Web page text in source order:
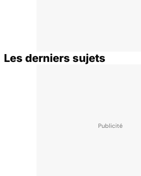
Les derniers sujets